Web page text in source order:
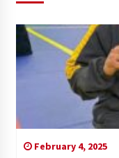
February 4, 2025